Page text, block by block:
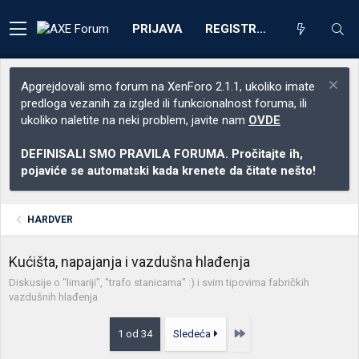
PRIJAVA REGISTRACIJA
Apgrejdovali smo forum na XenForo 2.1.1, ukoliko imate
predloga vezanih za izgled ili funkcionalnost foruma, ili
ukoliko naletite na neki problem, javite nam OVDE
DEFINISALI SMO PRAVILA FORUMA. Pročitajte ih,
pojaviće se automatski kada krenete da čitate nešto!
HARDVER
Kućišta, napajanja i vazdušna hlađenja
Diskusije o "limariji", "trafo stanicama" :) i svim tipovima fabričkih
vazdušnih hlađenja
1 od 34 Sledeća Poslednja